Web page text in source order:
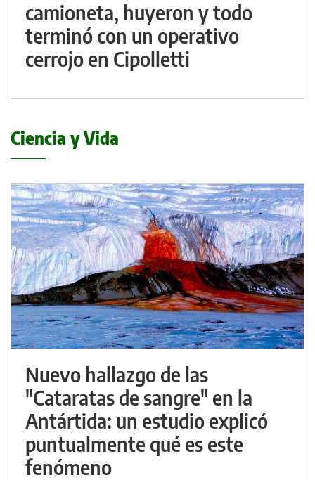
camioneta, huyeron y todo
terminó con un operativo
cerrojo en Cipolletti
Ciencia y Vida
Nuevo hallazgo de las
"Cataratas de sangre" en la
Antártida: un estudio explicó
puntualmente qué es este
fenómeno